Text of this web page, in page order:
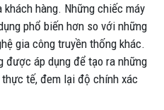
hàng. Những chiếc máy
phổ biến hơn so với những
gia công truyền thống khác.
được áp dụng để tạo ra những
tế, đem lại độ chính xác